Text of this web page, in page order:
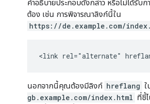
คำอธิบายประกอบดังกล่าว หรือไม่ได้รับก
ต้อง เช่น การพิจารณาลิงก์นี้ใน
https://de.example.com/
<link rel="alternate"
นอกจากนี้คุณต้องมีลิงก์ hreflang ใ
gb.example.com/index.html ที่ชี้